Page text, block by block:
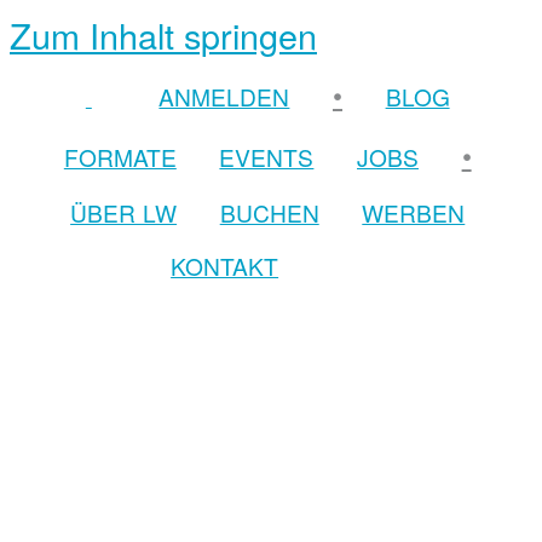
Zum Inhalt springen
ANMELDEN •
BLOG
FORMATE
EVENTS JOBS •
ÜBER LW BUCHEN
WERBEN
KONTAKT